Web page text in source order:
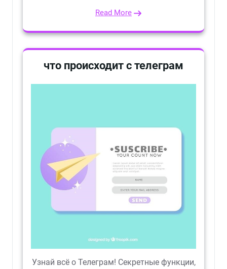
Read More
что происходит с телеграм
Узнай всё о Телеграм! Секретные функции,